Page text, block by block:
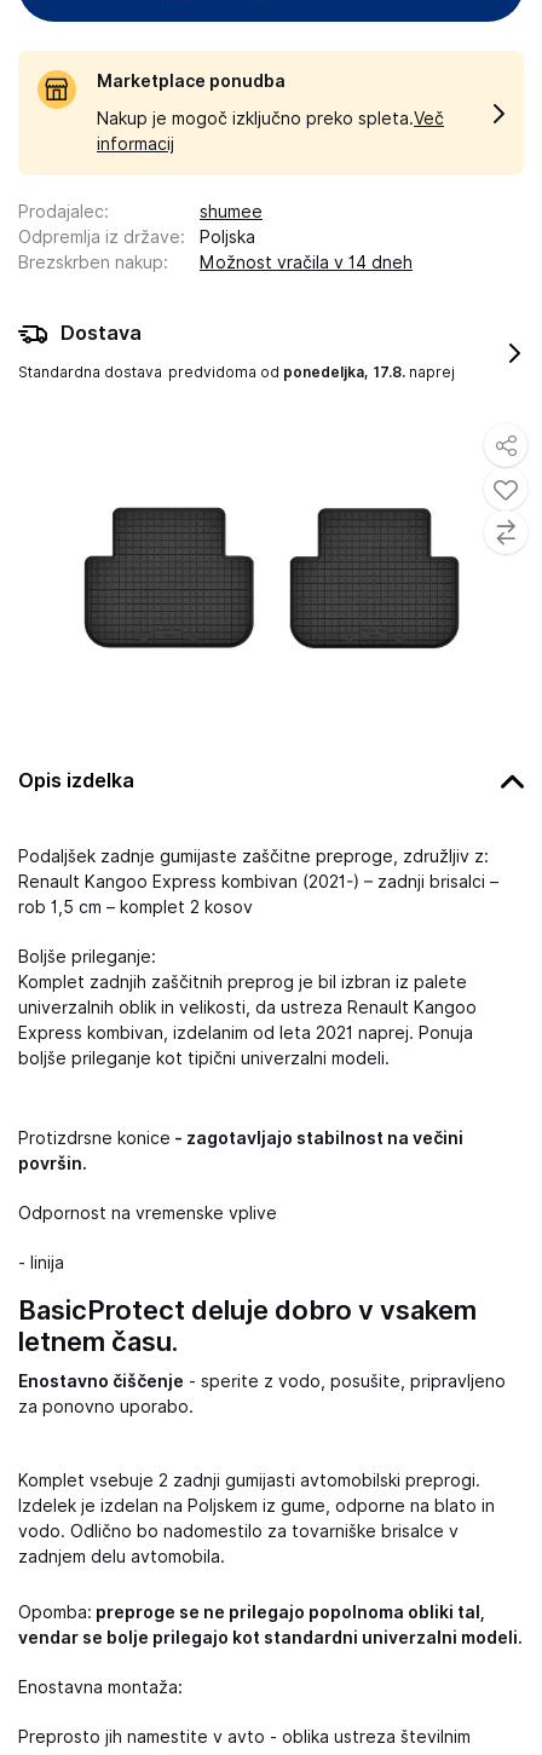
Opis izdelka
Podaljšek zadnje gumijaste zaščitne preproge, združljiv z:
Renault Kangoo Express kombivan (2021-) – zadnji brisalci –
rob 1,5 cm – komplet 2 kosov
Boljše prileganje:
Komplet zadnjih zaščitnih preprog je bil izbran iz palete
univerzalnih oblik in velikosti, da ustreza Renault Kangoo
Express kombivan, izdelanim od leta 2021 naprej. Ponuja
boljše prileganje kot tipični univerzalni modeli.
Protizdrsne konice - zagotavljajo stabilnost na večini
površin.
Odpornost na vremenske vplive
- linija
BasicProtect deluje dobro v vsakem
letnem času.
Enostavno čiščenje - sperite z vodo, posušite, pripravljeno
za ponovno uporabo.
Komplet vsebuje 2 zadnji gumijasti avtomobilski preprogi.
Izdelek je izdelan na Poljskem iz gume, odporne na blato in
vodo. Odlično bo nadomestilo za tovarniške brisalce v
zadnjem delu avtomobila.
Opomba: preproge se ne prilegajo popolnoma obliki tal,
vendar se bolje prilegajo kot standardni univerzalni modeli.
Enostavna montaža:
Preprosto jih namestite v avto - oblika ustreza številnim
Marketplace ponudba
Nakup je mogoč izključno preko spleta.Več
informacij
Prodajalec:
shumee
Odpremlja iz države:
Poljska
Brezskrben nakup: Možnost vračila v 14 dneh
Dostava
Standardna dostava predvidoma od ponedeljka, 17.8. naprej